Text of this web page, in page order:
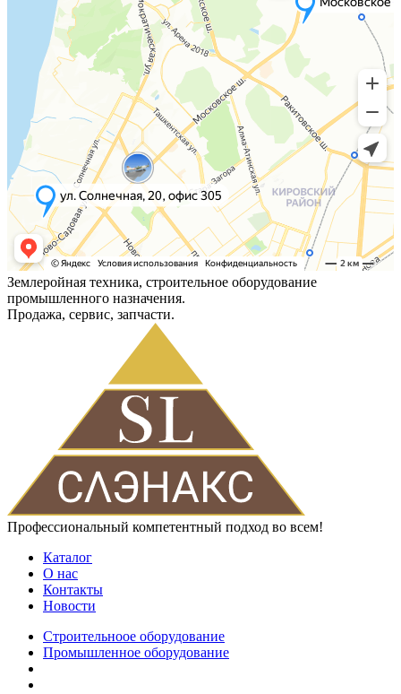
Землеройная техника, строительное оборудование
промышленного назначения.
Продажа, сервис, запчасти.
Профессиональный компетентный подход во всем!
Каталог
О нас
Контакты
Новости
Строительноое оборудование
Промышленное оборудование